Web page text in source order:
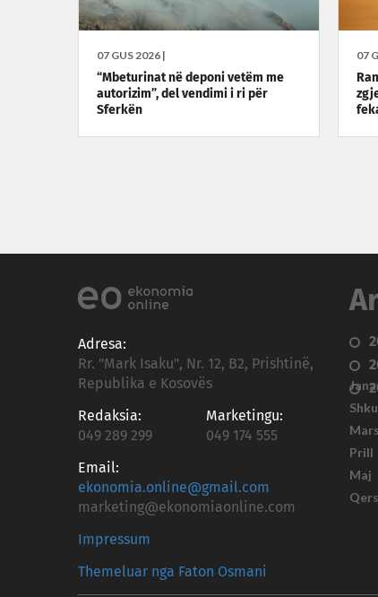
07 GUS 2026 |
“Mbeturinat në deponi vetëm me
autorizim”, del vendimi i ri për
Sferkën
07
Adresa:
Rr. "Mark Isaku", Nr. 12, B2, Prishtinë,
Republika e Kosovës
Redaksia:
049 289 299
Marketingu:
049 174 555
Email:
ekonomia.online@gmail.com
marketing@ekonomiaonline.com
Impressum
Themeluar nga Faton Osmani
Mars
Prill
Maj